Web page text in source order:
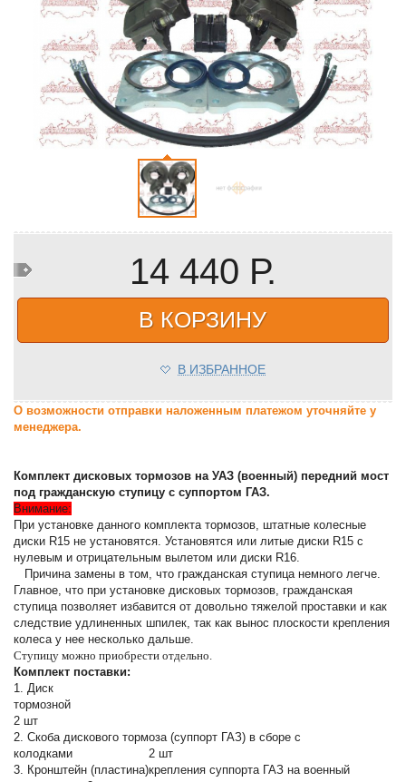
14 440 Р.
В КОРЗИНУ
В ИЗБРАННОЕ
О возможности отправки наложенным платежом уточняйте у
менеджера.
Комплект дисковых тормозов на УАЗ (военный) передний мост
под гражданскую ступицу с суппортом ГАЗ.
Внимание:
При установке данного комплекта тормозов, штатные колесные
диски R15 не установятся. Установятся или литые диски R15 с
нулевым и отрицательным вылетом или диски R16.
Причина замены в том, что гражданская ступица немного легче.
Главное, что при установке дисковых тормозов, гражданская
ступица позволяет избавится от довольно тяжелой проставки и как
следствие удлиненных шпилек, так как вынос плоскости крепления
колеса у нее несколько дальше.
Ступицу можно приобрести отдельно.
Комплект поставки:
1. Диск
2 шт
2. Скоба дискового тормоза (суппорт ГАЗ) в сборе с
колодками 2 шт
3. Кронштейн (пластина)крепления суппорта ГАЗ на военный